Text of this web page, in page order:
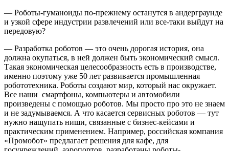
— Роботы-гуманоиды по-прежнему останутся в андерграунде
и узкой сфере индустрии развлечений или все-таки выйдут на
передовую?
— Разработка роботов — это очень дорогая история, она
должна окупаться, в ней должен быть экономический смысл.
Такая экономическая целесообразность есть в производстве,
именно поэтому уже 50 лет развивается промышленная
робототехника. Роботы создают мир, который нас окружает.
Все наши смартфоны, компьютеры и автомобили
произведены с помощью роботов. Мы просто про это не знаем
и не задумываемся. А что касается сервисных роботов — тут
нужно нащупать ниши, связанные с бизнес-кейсами и
практическим применением. Например, российская компания
«Промобот» предлагает решения для кафе, для